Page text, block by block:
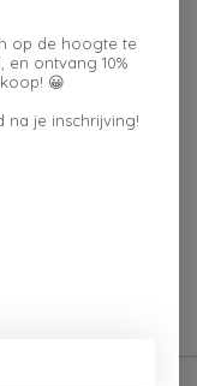
op de hoogte te
ontvang 10%
😀
na je inschrijving!